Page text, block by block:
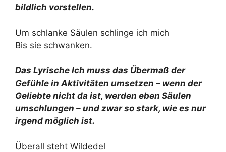
bildlich vorstellen.
Um schlanke Säulen schlinge ich mich
Bis sie schwanken.
Das Lyrische Ich muss das Übermaß der
Gefühle in Aktivitäten umsetzen – wenn der
Geliebte nicht da ist, werden eben Säulen
umschlungen – und zwar so stark, wie es nur
irgend möglich ist.
Überall steht Wildedel